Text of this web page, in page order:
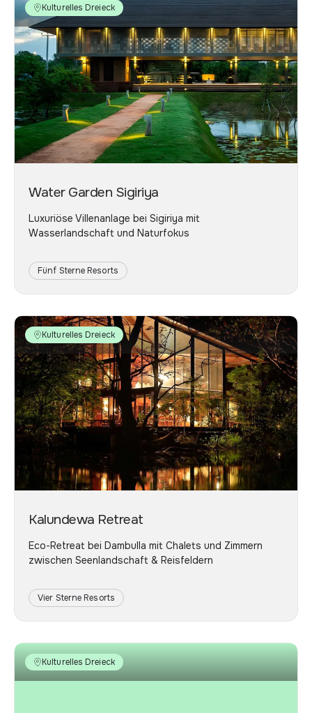
Kulturelles Dreieck
Water Garden Sigiriya
Luxuriöse Villenanlage bei Sigiriya mit
Wasserlandschaft und Naturfokus
Fünf Sterne Resorts
Kulturelles Dreieck
Kalundewa Retreat
Eco-Retreat bei Dambulla mit Chalets und Zimmern
zwischen Seenlandschaft & Reisfeldern
Vier Sterne Resorts
Kulturelles Dreieck